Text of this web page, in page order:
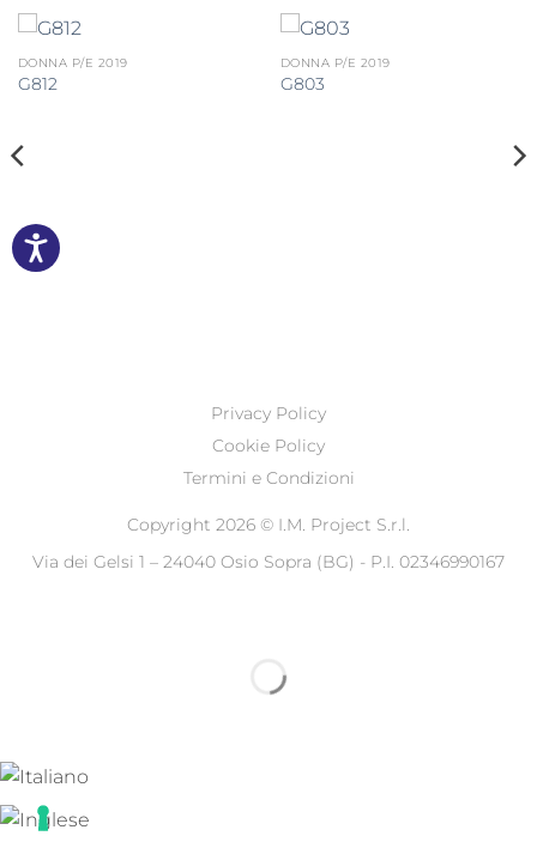
DONNA P/E 2019
G812
DONNA P/E 2019
G803
Privacy Policy
Cookie Policy
Termini e Condizioni
Copyright 2026 © I.M. Project S.r.l.
Via dei Gelsi 1 – 24040 Osio Sopra (BG) - P.I. 02346990167